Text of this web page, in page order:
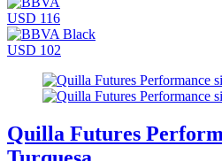
USD 116
USD 102
Quilla Futures